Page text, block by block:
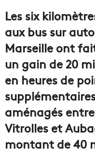
Les six
aux bus sur
Marseille ont
un gain de 20
en heures de
aménagés
Vitrolles et
montant de 40